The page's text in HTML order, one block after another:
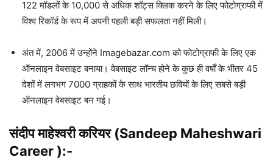
122 मॉडलों के 10,000 से अधिक शॉट्स क्लिक करने के लिए फोटोग्राफी में
विश्व रिकॉर्ड के रूप में अपनी पहली बड़ी सफलता नहीं मिली।
अंत में, 2006 में उन्होंने Imagebazar.com को फोटोग्राफी के लिए एक
ऑनलाइन वेबसाइट बनाया। वेबसाइट लॉन्च होने के कुछ ही वर्षों के भीतर 45
देशों में लगभग 7000 ग्राहकों के साथ भारतीय छवियों के लिए सबसे बड़ी
ऑनलाइन वेबसाइट बन गई।
संदीप माहेश्वरी करियर (Sandeep Maheshwari
Career ):-